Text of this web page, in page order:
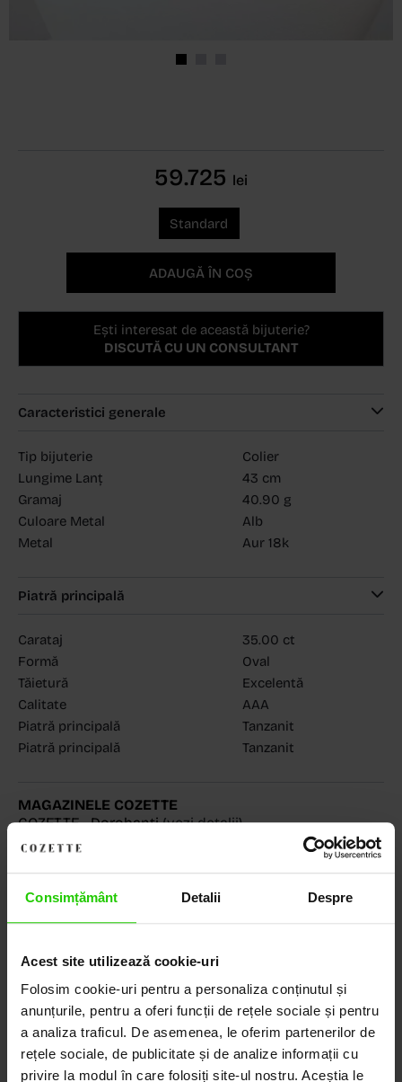
Consimțământ Detalii Despre
Acest site utilizează cookie-uri
Folosim cookie-uri pentru a personaliza conținutul și
anunțurile, pentru a oferi funcții de rețele sociale și pentru
a analiza traficul. De asemenea, le oferim partenerilor de
rețele sociale, de publicitate și de analize informații cu
privire la modul în care folosiți site-ul nostru. Aceștia le
59.725 lei
Standard
ADAUGĂ ÎN COȘ
Ești interesat de această bijuterie?
DISCUTĂ CU UN CONSULTANT
Caracteristici generale
Tip bijuterie
Colier
Lungime Lanț
43 cm
Gramaj
40.90 g
Culoare Metal
Alb
Metal
Aur 18k
Piatră principală
Carataj
35.00 ct
Formă
Oval
Tăietură
Excelentă
Calitate
AAA
Piatră principală
Tanzanit
Piatră principală
Tanzanit
MAGAZINELE COZETTE
COZETTE - Dorobanți(vezi detalii)
COZETTE - Sediu central
Babilonia, Auchan Dr. Taberei, Bucuresti
(vezi detalii)
Descoperă Lumea COZETTE,
LOCUL UNDE STILUL
DEVINE ARTĂ!
COZETTE este destinația ta de top pentru bijuterii